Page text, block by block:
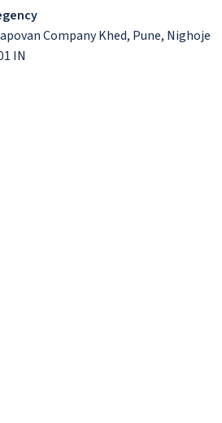
Company Khed, Pune, Nighoje
IN